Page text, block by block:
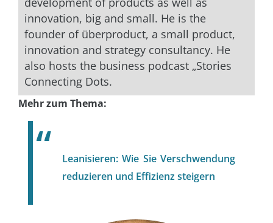
innovation, big and small. He is the
founder of überproduct, a small product,
innovation and strategy consultancy. He
also hosts the business podcast „Stories
Connecting Dots.
Mehr zum Thema:
Leanisieren: Wie Sie Verschwendung
reduzieren und Effizienz steigern